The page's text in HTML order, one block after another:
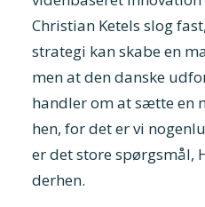
Christian Ketels slog
strategi kan skabe en
men at den danske
handler om at sætte en
hen, for det er vi
er det store spørgsmål,
derhen.